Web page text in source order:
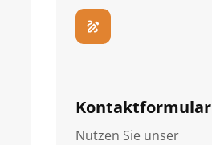
draw
Kontaktformular
Nutzen Sie unser